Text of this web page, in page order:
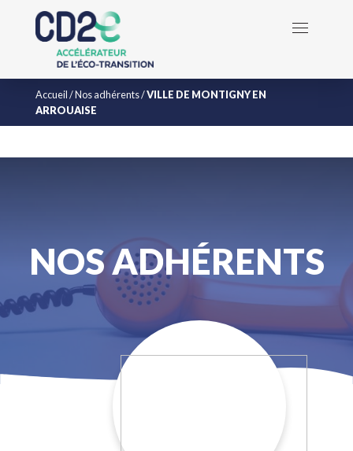
Accueil/Nos adhérents/VILLE DE MONTIGNY EN
ARROUAISE
NOS ADHÉRENTS